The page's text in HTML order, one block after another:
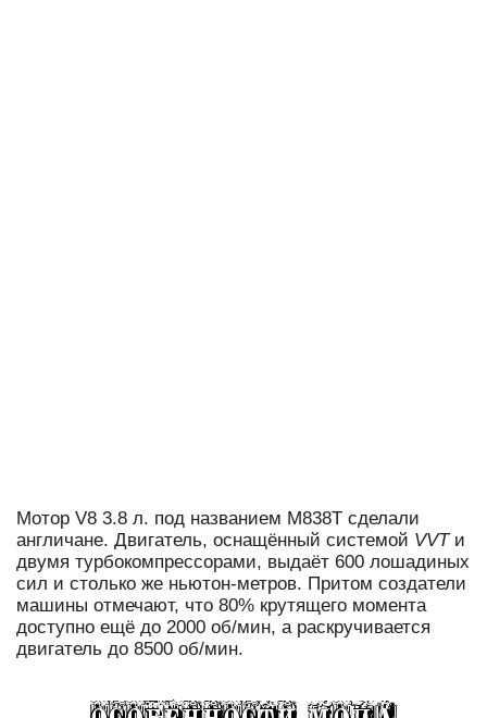
Мотор V8 3.8 л. под названием M838T сделали
англичане. Двигатель, оснащённый системой VVTи
двумя турбокомпрессорами, выдаёт 600 лошадиных
сил и столько же ньютон-метров. Притом создатели
машины отмечают, что 80% крутящего момента
доступно ещё до 2000 об/мин, а раскручивается
двигатель до 8500 об/мин.